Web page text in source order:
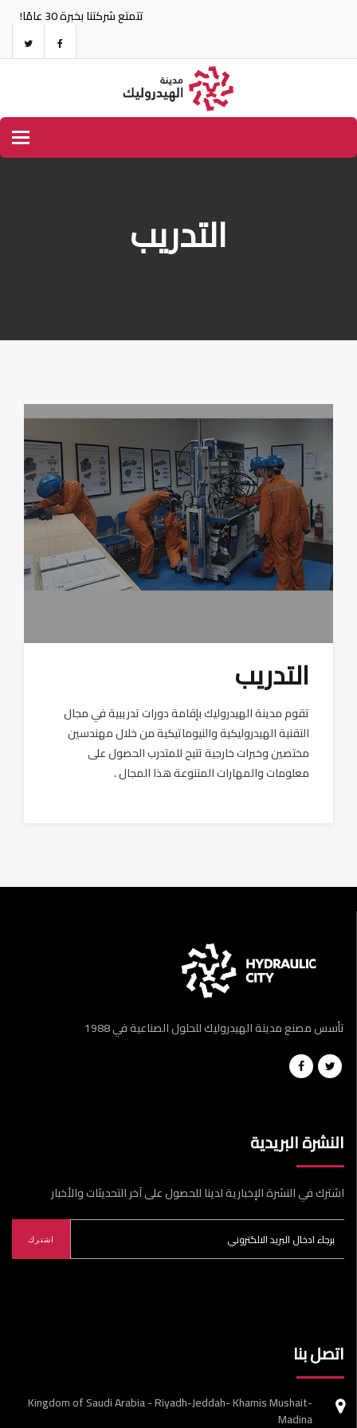
تتمتع شركتنا بخبرة 30 عامًا!
التدريب
التدريب
تقوم مدينة الهيدروليك بإقامة دورات تدريبية في مجال
التقنية الهيدروليكية والنيوماتيكية من خلال مهندسين
مختصين وخبرات خارجية تتيح للمتدرب الحصول على
معلومات والمهارات المتنوعة هذا المجال .
تأسس مصنع مدينة الهيدروليك للحلول الصناعية في 1988
النشرة البريدية
اشترك في النشرة الإخبارية لدينا للحصول على آخر التحديثات والأخبار
اشترك
اتصل بنا
Kingdom of Saudi Arabia - Riyadh-Jeddah- Khamis Mushait-
Madina